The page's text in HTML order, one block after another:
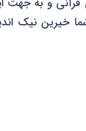
خیرین نیک